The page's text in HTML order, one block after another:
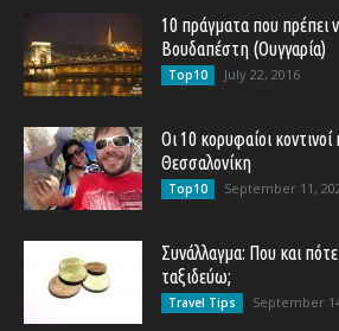
10 πράγματα που πρέπει
Βουδαπέστη (Ουγγαρία)
Top10 July 22, 2016
Οι 10 κορυφαίοι
Θεσσαλονίκη
Top10 September 11,
Συνάλλαγμα: Που και
ταξιδεύω;
Travel Tips September